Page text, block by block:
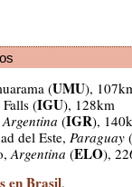
(UMU),
Falls (IGU), 128km
Argentina (IGR),
del Este, Paraguay (
Argentina (ELO),
en Brasil.